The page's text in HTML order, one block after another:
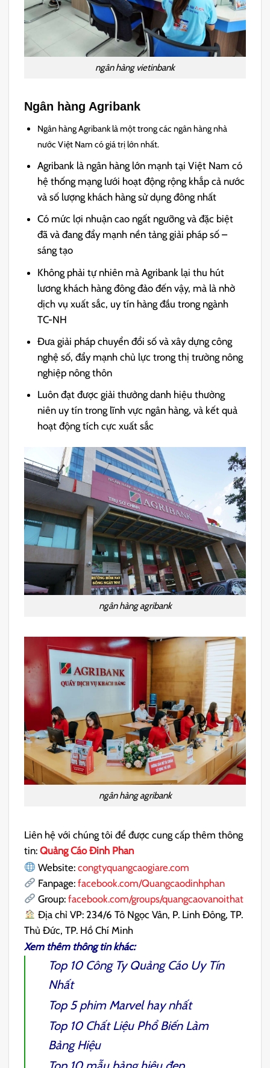
ngân hàng vietinbank
Ngân hàng Agribank
Ngân hàng Agribank là một trong các ngân hàng nhà
nước Việt Nam có giá trị lớn nhất.
Agribank là ngân hàng lớn mạnh tại Việt Nam có
hệ thống mạng lưới hoạt động rộng khắp cả nước
và số lượng khách hàng sử dụng đông nhất
Có mức lợi nhuận cao ngất ngưỡng và đặc biệt
đã và đang đẩy mạnh nền tảng giải pháp số –
sáng tạo
Không phải tự nhiên mà Agribank lại thu hút
lương khách hàng đông đảo đến vậy, mà là nhờ
dịch vụ xuất sắc, uy tín hàng đầu trong ngành
TC-NH
Đưa giải pháp chuyển đổi số và xây dựng công
nghệ số, đẩy mạnh chủ lực trong thị trường nông
nghiệp nông thôn
Luôn đạt được giải thưởng danh hiệu thường
niên uy tín trong lĩnh vực ngân hàng, và kết quả
hoạt động tích cực xuất sắc
ngân hàng agribank
ngân hàng agribank
Liên hệ với chúng tôi để được cung cấp thêm thông
tin: Quảng Cáo Đinh Phan
Website: congtyquangcaogiare.com
Fanpage: facebook.com/Quangcaodinhphan
Group: facebook.com/groups/quangcaovanoithat
Địa chỉ VP: 234/6 Tô Ngọc Vân, P. Linh Đông, TP.
Thủ Đức, TP. Hồ Chí Minh
Xem thêm thông tin khác:
Top 10 Công Ty Quảng Cáo Uy Tín
Nhất
Top 5 phim Marvel hay nhất
Top 10 Chất Liệu Phổ Biến Làm
Bảng Hiệu